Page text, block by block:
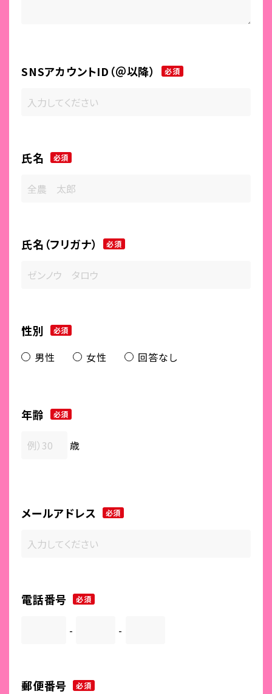
SNSアカウントID（＠以降） 必須
氏名 必須
氏名（フリガナ） 必須
性別 必須
男性 女性 回答なし
年齢 必須
歳
メールアドレス 必須
電話番号 必須
- -
郵便番号 必須